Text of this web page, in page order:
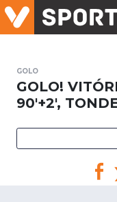
GOLO
GOLO!
90'+2',